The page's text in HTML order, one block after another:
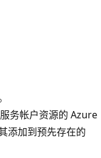
务帐户资源的 Azure
添加到预先存在的